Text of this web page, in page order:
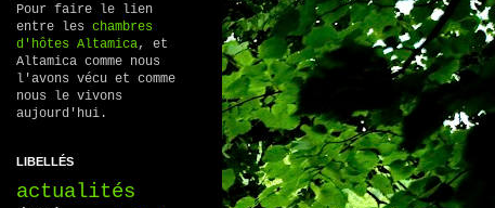
Pour faire le lien
entre les chambres
d'hôtes Altamica, et
Altamica comme nous
l'avons vécu et comme
nous le vivons
aujourd'hui.
LIBELLÉS
actualités